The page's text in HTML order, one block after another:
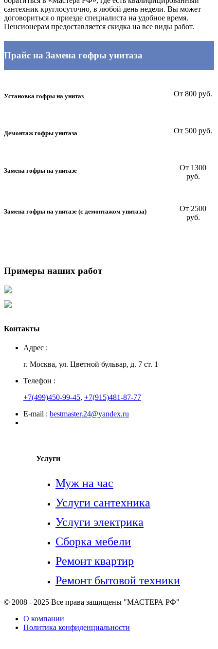
сантехник круглосуточно, в любой день недели. Вы может
договориться о приезде специалиста на удобное время.
Пенсионерам предоставляется скидка на все виды работ.
Прайс на Замена гофры унитаза
Установка гофры на унитаз От 800 руб.
Демонтаж гофры унитаза От 500 руб.
Замена гофры на унитазе
От 1300
руб.
Замена гофры на унитазе (с демонтажом унитаза)
От 2500
руб.
Примеры наших работ
Контакты
Адрес :
г. Москва, ул. Цветной бульвар, д. 7 ст. 1
Телефон :
+7(499)450-99-45, +7(915)481-87-77
E-mail : bestmaster.24@yandex.ru
Услуги
Муж на час
Услуги сантехника
Услуги электрика
Сборка мебели
Ремонт квартир
Ремонт бытовой техники
© 2008 - 2025 Все права защищены "МАСТЕРА РФ"
О компании
Политика конфиденциальности